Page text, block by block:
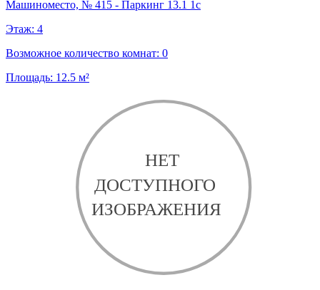
Машиноместо, № 415 - Паркинг 13.1 1с
Этаж: 4
Возможное количество комнат: 0
Площадь: 12.5 м²